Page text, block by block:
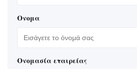
Ονομα
Ονομασία εταιρείας